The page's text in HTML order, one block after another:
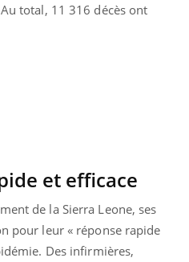
total, 11 316 décès ont
et efficace
de la Sierra Leone, ses
pour leur « réponse rapide
Des infirmières,